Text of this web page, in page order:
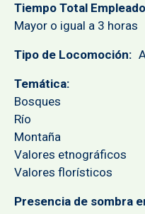
Tiempo Total
Mayor o igual a 3 horas
Tipo de Locomoción
Temática
Bosques
Río
Montaña
Valores etnográficos
Valores florísticos
Presencia de sombra